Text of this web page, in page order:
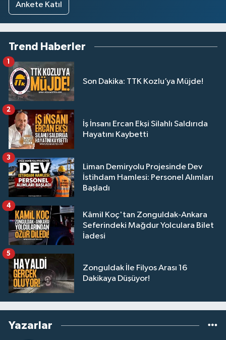
Ankete Katıl
Trend Haberler
Son Dakika: TTK Kozlu’ya Müjde!
1
İş İnsanı Ercan Ekşi Silahlı Saldırıda
Hayatını Kaybetti
2
Liman Demiryolu Projesinde Dev
İstihdam Hamlesi: Personel Alımları
Başladı
3
Kâmil Koç'tan Zonguldak-Ankara
Seferindeki Mağdur Yolculara Bilet
İadesi
4
Zonguldak İle Filyos Arası 16
Dakikaya Düşüyor!
5
Yazarlar